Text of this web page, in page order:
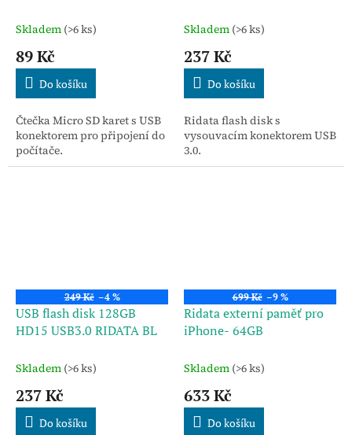
Skladem (>6 ks)
89 Kč
Do košíku
Čtečka Micro SD karet s USB
konektorem pro připojení do
počítače.
Skladem (>6 ks)
237 Kč
Do košíku
Ridata flash disk s
vysouvacím konektorem USB
3.0.
249 Kč –4 %
USB flash disk 128GB
HD15 USB3.0 RIDATA BL
Skladem (>6 ks)
237 Kč
Do košíku
699 Kč –9 %
Ridata externí paměť pro
iPhone- 64GB
Skladem (>6 ks)
633 Kč
Do košíku